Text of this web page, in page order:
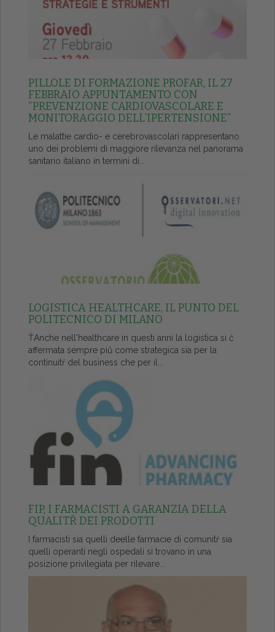
PILLOLE DI FORMAZIONE PROFAR, IL 27
FEBBRAIO APPUNTAMENTO CON
“PREVENZIONE CARDIOVASCOLARE E
MONITORAGGIO DELL’IPERTENSIONE”
Le malattie cardio- e cerebrovascolari rappresentano
uno dei problemi di maggiore rilevanza nel panorama
sanitario italiano in termini di...
LOGISTICA HEALTHCARE, IL PUNTO DEL
POLITECNICO DI MILANO
ŤAnche nell'healthcare in questi anni la logistica si č
affermata sempre piů come strategica sia per la
continuitŕ del business che per il...
FIP, I FARMACISTI A GARANZIA DELLA
QUALITŔ DEI PRODOTTI
I farmacisti sia quelli deelle farmacie di comunitŕ sia
quelli operanti negli ospedali si trovano in una
posizione privilegiata per rilevare...